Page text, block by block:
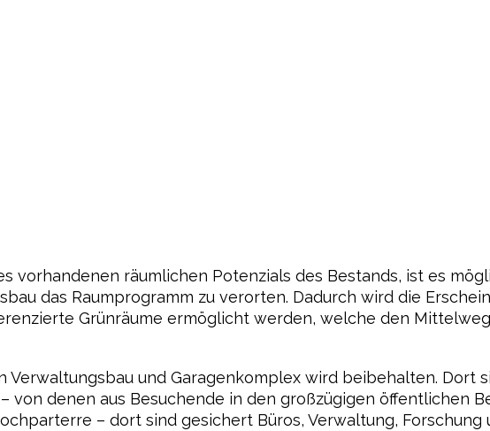
vorhandenen räumlichen Potenzials des Bestands, ist es
das Raumprogramm zu verorten. Dadurch wird die
Grünräume ermöglicht werden, welche den
Verwaltungsbau und Garagenkomplex wird beibehalten. Dort
von denen aus Besuchende in den großzügigen öffentlichen
– dort sind gesichert Büros, Verwaltung,